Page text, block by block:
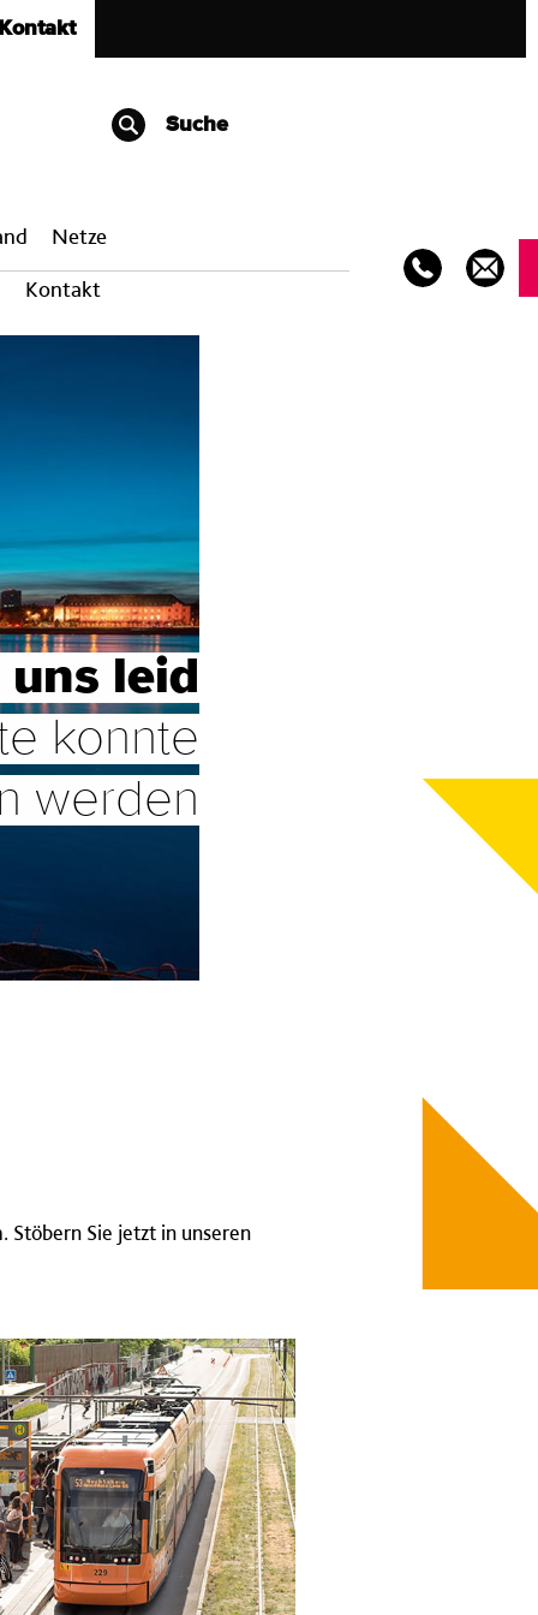
Suche
Kontakt
Netze
uns leid
konnte
werden
Stöbern Sie jetzt in unseren